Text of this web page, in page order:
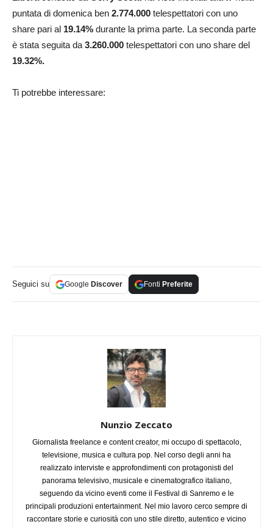
puntata di domenica ben 2.774.000 telespettatori con uno
share pari al 19.14% durante la prima parte. La seconda parte
è stata seguita da 3.260.000 telespettatori con uno share del
19.32%.
Ti potrebbe interessare:
Seguici su Google Discover Fonti Preferite
Nunzio Zeccato
Giornalista freelance e content creator, mi occupo di spettacolo,
televisione, musica e cultura pop. Nel corso degli anni ha
realizzato interviste e approfondimenti con protagonisti del
panorama televisivo, musicale e cinematografico italiano,
seguendo da vicino eventi come il Festival di Sanremo e le
principali produzioni entertainment. Nel mio lavoro cerco sempre di
raccontare storie e curiosità con uno stile diretto, autentico e vicino